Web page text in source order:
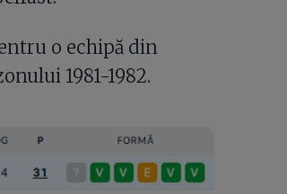
o echipă din
1981-1982.